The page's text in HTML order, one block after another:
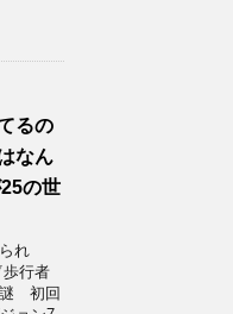
るの
なん
の世
れ
行者
謎 初回